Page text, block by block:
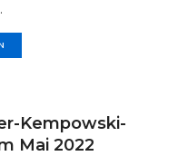
Kempowski-
Mai 2022